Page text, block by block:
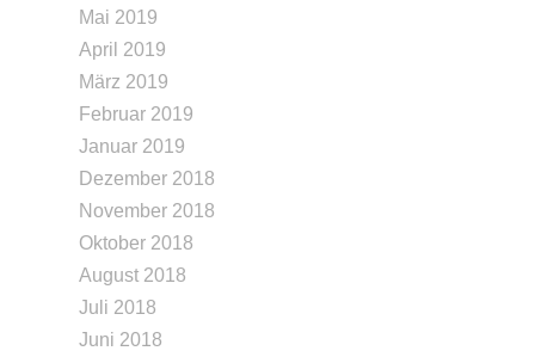
Mai 2019
April 2019
März 2019
Februar 2019
Januar 2019
Dezember 2018
November 2018
Oktober 2018
August 2018
Juli 2018
Juni 2018